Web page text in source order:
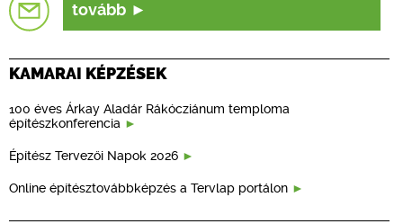
tovább
KAMARAI KÉPZÉSEK
100 éves Árkay Aladár Rákócziánum temploma
építészkonferencia
Építész Tervezői Napok 2026
Online építésztovábbképzés a Tervlap portálon